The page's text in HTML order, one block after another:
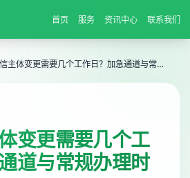
首页 服务 资讯中心 联系我们
企业微信主体变更需要几个工作日？加急通道与常规办理时间差多少
变更需要几个工
道与常规办理时